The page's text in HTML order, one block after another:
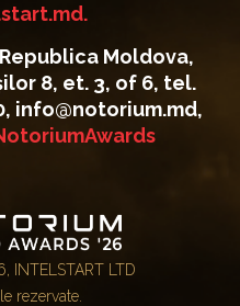
Republica Moldova,
8, et. 3, of 6, tel.
info@notorium.md,
INTELSTART LTD
rezervate.